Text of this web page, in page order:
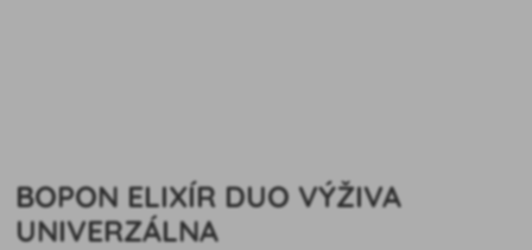
BOPON ELIXÍR DUO VÝŽIVA
UNIVERZÁLNA